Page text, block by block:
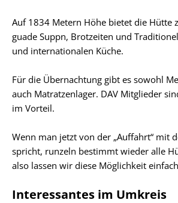
Auf 1834 Metern Höhe bietet die Hütte
guade Suppn, Brotzeiten und
und internationalen Küche.
Für die Übernachtung gibt es sowohl
auch Matratzenlager. DAV Mitglieder
im Vorteil.
Wenn man jetzt von der „Auffahrt“ mit
spricht, runzeln bestimmt wieder alle
also lassen wir diese Möglichkeit
Interessantes im Umkreis